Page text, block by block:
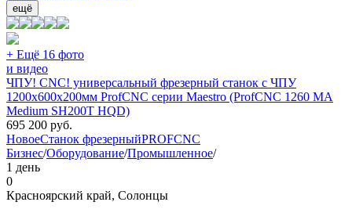
ещё
+ Ещё 16 фото
и видео
ЧПУ! CNC! универсальный фрезерный станок с ЧПУ
1200х600х200мм ProfCNC серии Maestro (ProfCNC 1260 MA
Medium SH200T HQD)
695 200 руб.
НовоеСтанок фрезерныйPROFCNC
Бизнес/Оборудование/Промышленное/
1 день
0
Красноярский край, Солонцы